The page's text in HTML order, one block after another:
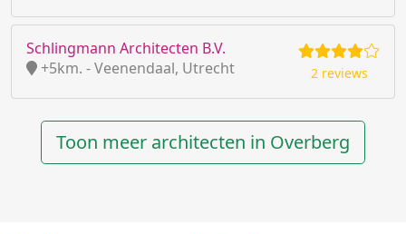
Schlingmann Architecten B.V.
+5km. - Veenendaal, Utrecht
2 reviews
Toon meer architecten in Overberg